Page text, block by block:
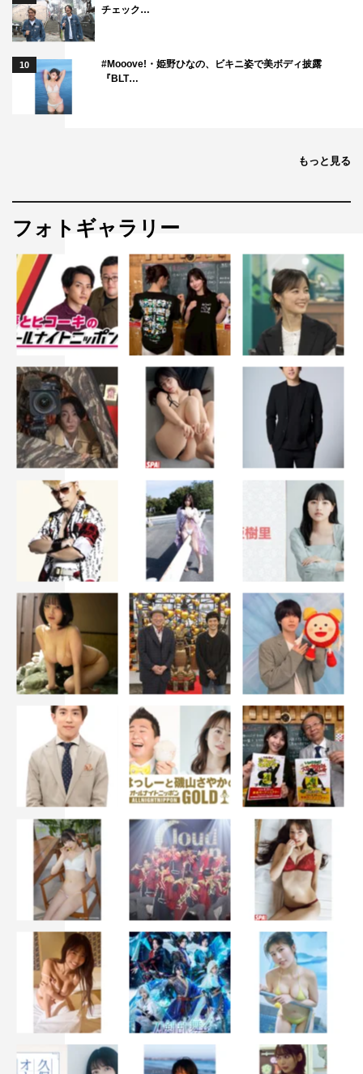
チェック…
10
#Mooove!・姫野ひなの、ビキニ姿で美ボディ披露
『BLT…
もっと見る
フォトギャラリー